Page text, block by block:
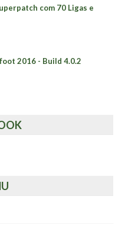
com 70 Ligas e
2016 - Build 4.0.2